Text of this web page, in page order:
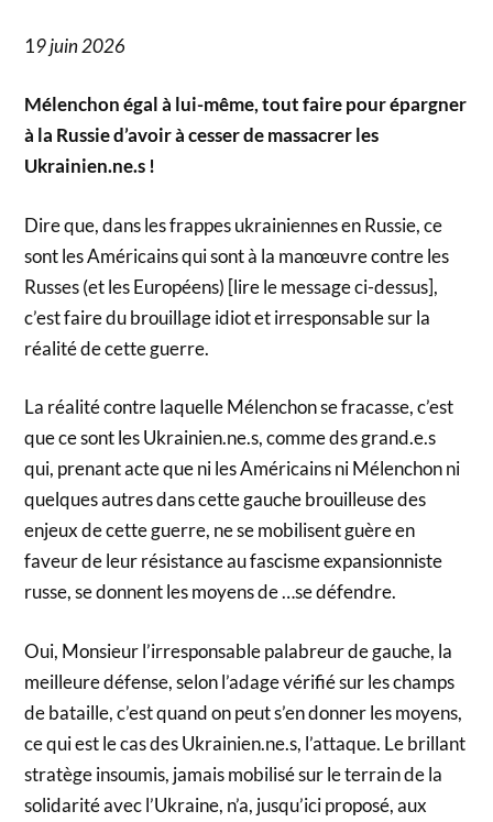
19 juin 2026
Mélenchon égal à lui-même, tout faire pour épargner
à la Russie d’avoir à cesser de massacrer les
Ukrainien.ne.s !
Dire que, dans les frappes ukrainiennes en Russie, ce
sont les Américains qui sont à la manœuvre contre les
Russes (et les Européens) [lire le message ci-dessus],
c’est faire du brouillage idiot et irresponsable sur la
réalité de cette guerre.
La réalité contre laquelle Mélenchon se fracasse, c’est
que ce sont les Ukrainien.ne.s, comme des grand.e.s
qui, prenant acte que ni les Américains ni Mélenchon ni
quelques autres dans cette gauche brouilleuse des
enjeux de cette guerre, ne se mobilisent guère en
faveur de leur résistance au fascisme expansionniste
russe, se donnent les moyens de …se défendre.
Oui, Monsieur l’irresponsable palabreur de gauche, la
meilleure défense, selon l’adage vérifié sur les champs
de bataille, c’est quand on peut s’en donner les moyens,
ce qui est le cas des Ukrainien.ne.s, l’attaque. Le brillant
stratège insoumis, jamais mobilisé sur le terrain de la
solidarité avec l’Ukraine, n’a, jusqu’ici proposé, aux